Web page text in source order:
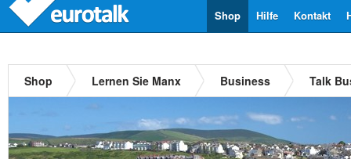
Kontakt
Hilfe
Shop
Shop Lernen Sie Manx Business Talk